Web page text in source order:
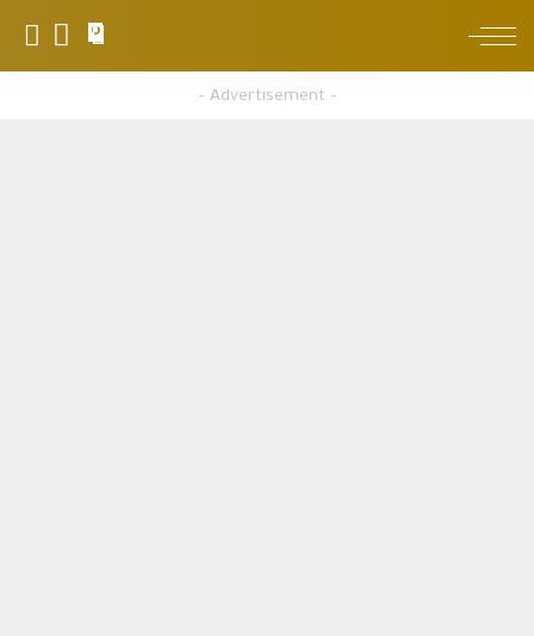
0
– Advertisement –